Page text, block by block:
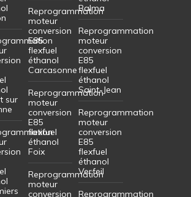
sur
Reprogrammation
moteur
conversion
E85
flexfuel
éthanol
Carcasonne
Reprogrammation
moteur
conversion
E85
flexfuel
éthanol
Foix
Reprogrammation
moteur
conversion
Balma
Reprogrammation
moteur
conversion
E85
flexfuel
éthanol
Saint-Jean
Reprogrammation
moteur
conversion
E85
flexfuel
éthanol
Verfeil
Reprogrammation